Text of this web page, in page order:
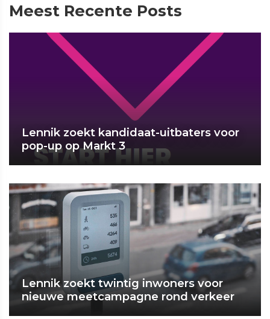
Meest Recente Posts
Lennik zoekt kandidaat-uitbaters voor
pop-up op Markt 3
Lennik zoekt twintig inwoners voor
nieuwe meetcampagne rond verkeer